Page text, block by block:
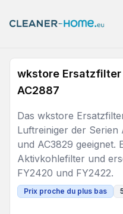
wkstore Ersatzfilter
AC2887
Das wkstore
Luftreiniger der Serien
und AC3829 geeignet.
Aktivkohlefilter und
FY2420 und FY2422.
Prix proche du plus bas